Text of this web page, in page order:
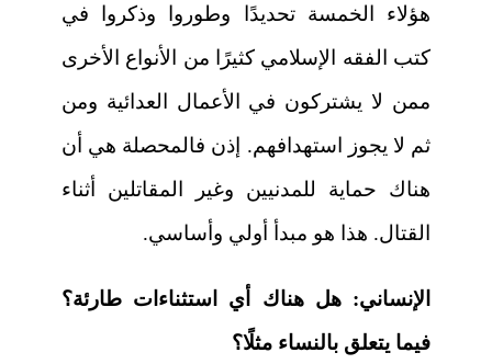
هؤلاء الخمسة تحديدًا وطوروا وذكروا في
كتب الفقه الإسلامي كثيرًا من الأنواع الأخرى
ممن لا يشتركون في الأعمال العدائية ومن
ثم لا يجوز استهدافهم. إذن فالمحصلة هي أن
هناك حماية للمدنيين وغير المقاتلين أثناء
القتال. هذا هو مبدأ أولي وأساسي.
الإنساني:هل هناك أي استثناءات طارئة؟
فيما يتعلق بالنساء مثلًا؟